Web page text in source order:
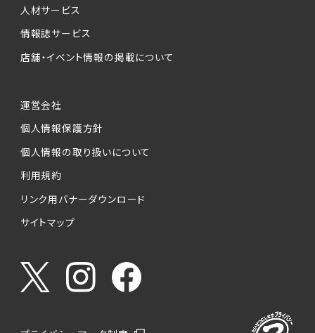
人材サービス
情報誌サービス
店舗・イベント情報の掲載について
運営会社
個人情報保護方針
個人情報の取り扱いについて
利用規約
リンク用バナーダウンロード
サイトマップ